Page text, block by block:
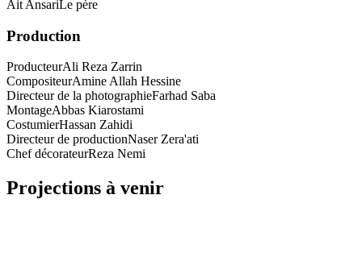
Ait AnsariLe père
Production
ProducteurAli Reza Zarrin
CompositeurAmine Allah Hessine
Directeur de la photographieFarhad Saba
MontageAbbas Kiarostami
CostumierHassan Zahidi
Directeur de productionNaser Zera'ati
Chef décorateurReza Nemi
Projections à venir